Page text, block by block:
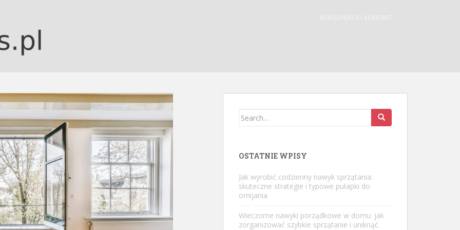
WSPÓŁPRACA I KONTAKT
Search
OSTATNIE WPISY
Jak wyrobić codzienny nawyk sprzątania:
skuteczne strategie i typowe pułapki do
omijania
Wieczorne nawyki porządkowe w domu: jak
zorganizować szybkie sprzątanie i uniknąć